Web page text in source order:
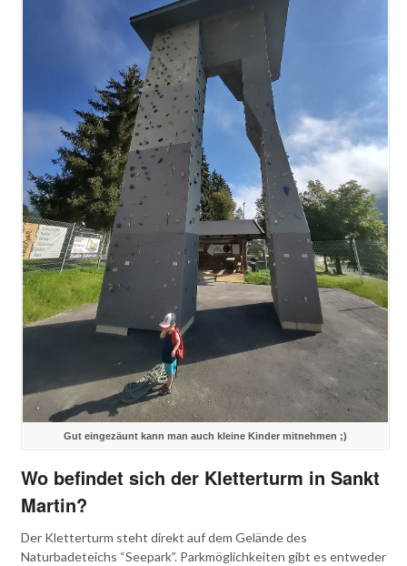
Gut eingezäunt kann man auch kleine Kinder mitnehmen ;)
Wo befindet sich der Kletterturm in Sankt
Martin?
Der Kletterturm steht direkt auf dem Gelände des
Naturbadeteichs “Seepark”. Parkmöglichkeiten gibt es entweder